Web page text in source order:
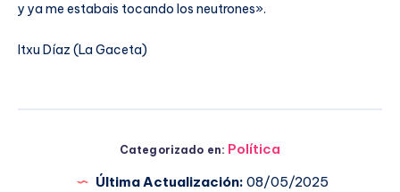
y ya me estabais tocando los neutrones».
Itxu Díaz (La Gaceta)
Categorizado en: Política
Última Actualización: 08/05/2025